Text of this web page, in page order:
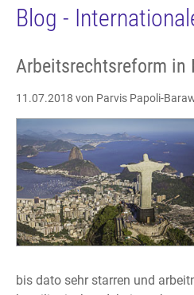
Blog -
Arbeitsrechtsreform in
11.07.2018 von Parvis Papoli-
bis dato sehr starren und